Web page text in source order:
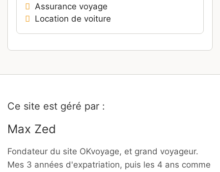
Assurance voyage
Location de voiture
Ce site est géré par :
Max Zed
Fondateur du site OKvoyage, et grand voyageur.
Mes 3 années d'expatriation, puis les 4 ans comme